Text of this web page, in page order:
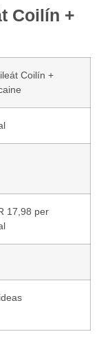
Coilín +
Coilín +
17,98 per